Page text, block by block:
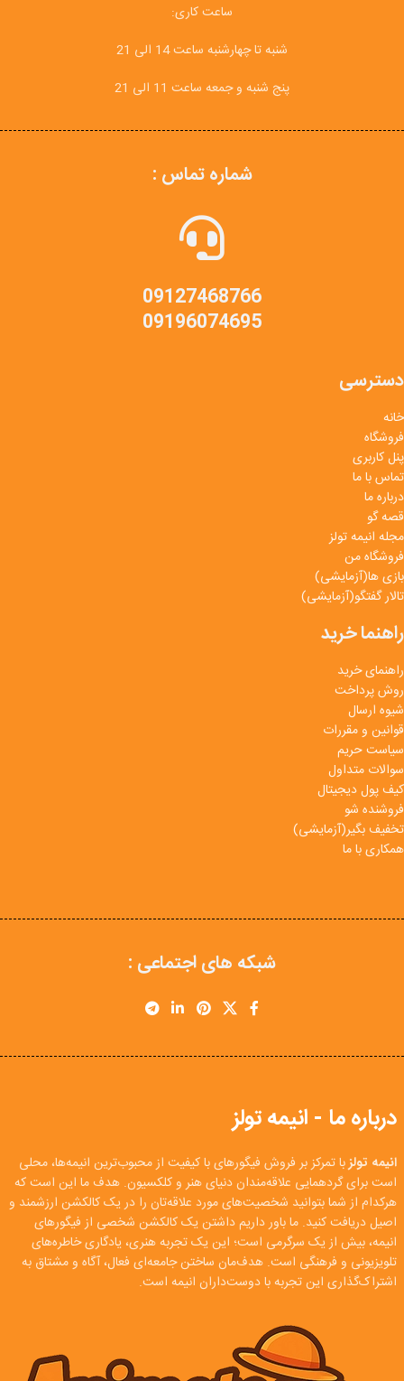
ساعت کاری:
شنبه تا چهارشنبه ساعت 14 الی 21
پنج شنبه و جمعه ساعت 11 الی 21
شماره تماس :
09127468766
09196074695
دسترسی
خانه
فروشگاه
پنل کاربری
تماس با ما
درباره ما
قصه گو
مجله انیمه تولز
فروشگاه من
بازی ها(آزمایشی)
تالار گفتگو(آزمایشی)
راهنما خرید
راهنمای خرید
روش پرداخت
شیوه ارسال
قوانین و مقررات
سیاست حریم
سوالات متداول
کیف پول دیجیتال
فروشنده شو
تخفیف بگیر(آزمایشی)
همکاری با ما
شبکه های اجتماعی :
درباره ما - انیمه تولز
انیمه تولزبا تمرکز بر فروش فیگورهای با کیفیت از محبوب‌ترین انیمه‌ها، محلی
است برای گردهمایی علاقه‌مندان دنیای هنر و کلکسیون. هدف ما این است که
هرکدام از شما بتوانید شخصیت‌های مورد علاقه‌تان را در یک کالکشن ارزشمند و
اصیل دریافت کنید. ما باور داریم داشتن یک کالکشن شخصی از فیگورهای
انیمه، بیش از یک سرگرمی است؛ این یک تجربه هنری، یادگاری خاطره‌های
تلویزیونی و فرهنگی است. هدف‌مان ساختن جامعه‌ای فعال، آگاه و مشتاق به
اشتراک‌گذاری این تجربه با دوست‌داران انیمه است.